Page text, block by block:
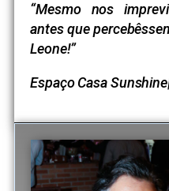
“Mesmo nos
antes que
Leone!”
Espaço Casa